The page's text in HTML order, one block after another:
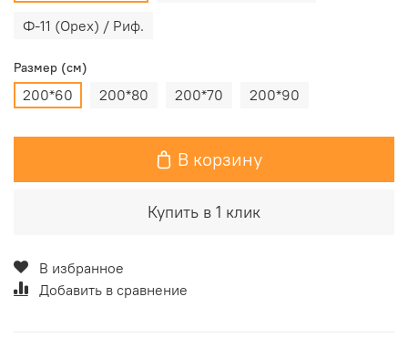
Ф-11 (Орех) / Риф.
Размер (см)
200*60 200*80 200*70 200*90
В корзину
Купить в 1 клик
В избранное
Добавить в сравнение